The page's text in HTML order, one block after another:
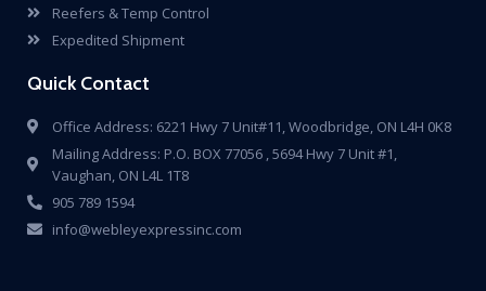
Reefers & Temp Control
Expedited Shipment
Quick Contact
Office Address: 6221 Hwy 7 Unit#11, Woodbridge, ON L4H 0K8
Mailing Address: P.O. BOX 77056 , 5694 Hwy 7 Unit #1,
Vaughan, ON L4L 1T8
905 789 1594
info@webleyexpressinc.com